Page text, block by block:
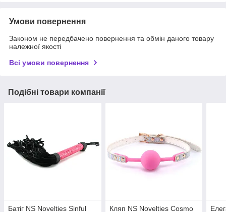
Умови повернення
Законом не передбачено повернення та обмін даного товару
належної якості
Всі умови повернення
Подібні товари компанії
Батіг NS Novelties Sinful
Кляп NS Novelties Cosmo